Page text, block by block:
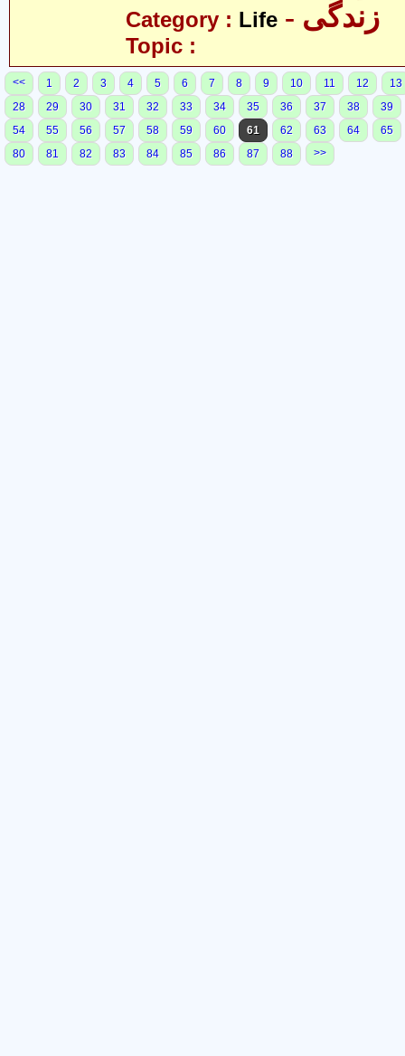
Category : Life - زندگی
Topic :
<< 1 2 3 4 5 6 7 8 9 10 11 12
13
28
29 30 31 32 33 34 35 36 37 38
39
54
55 56 57 58 59 60 61 62 63 64
65
80
81 82 83 84 85 86 87 88 >>